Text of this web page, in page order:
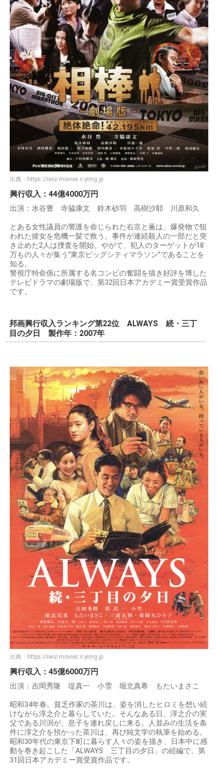
出典： https://iwiz-movies.c.yimg.jp
興行収入：44億4000万円
出演：水谷豊 寺脇康文 鈴木砂羽 高樹沙耶 川原和久
とある女性議員の警護を命じられた右京と薫は、爆発物で狙
われた彼女を危機一髪で救う。事件が連続殺人の一部だと突
き止めた2人は捜査を開始。やがて、犯人のターゲットが18
万もの人々が集う“東京ビッグシティマラソン”であることを
知る。
警視庁特命係に所属する名コンビの奮闘を描き好評を博した
テレビドラマの劇場版で、第32回日本アカデミー賞受賞作品
です。
邦画興行収入ランキング第22位 ALWAYS 続・三丁
目の夕日 製作年：2007年
出典： https://iwiz-movies.c.yimg.jp
興行収入：45億6000万円
出演：吉岡秀隆 堤真一 小雪 堀北真希 もたいまさこ
昭和34年春。貧乏作家の茶川は、姿を消したヒロミを想い続
けながら淳之介と暮らしていた。そんなある日、淳之介の実
父である川渕が、息子を連れ戻しに来る。人並みの生活を条
件に淳之介を預かった茶川は、再び純文学の執筆を始める。
昭和30年代の東京下町に暮らす人々の姿を描き、日本中に感
動を巻き起こした「ALWAYS 三丁目の夕日」の続編で、第
31回日本アカデミー賞受賞作品です。